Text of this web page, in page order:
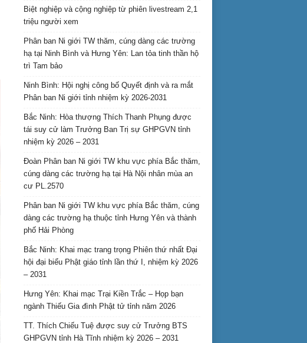
Biệt nghiệp và cộng nghiệp từ phiên livestream 2,1
triệu người xem
Phân ban Ni giới TW thăm, cúng dàng các trường
hạ tại Ninh Bình và Hưng Yên: Lan tỏa tinh thần hộ
trì Tam bảo
Ninh Bình: Hội nghị công bố Quyết định và ra mắt
Phân ban Ni giới tỉnh nhiệm kỳ 2026-2031
Bắc Ninh: Hòa thượng Thích Thanh Phụng được
tái suy cử làm Trưởng Ban Trị sự GHPGVN tỉnh
nhiệm kỳ 2026 – 2031
Đoàn Phân ban Ni giới TW khu vực phía Bắc thăm,
cúng dàng các trường hạ tại Hà Nội nhân mùa an
cư PL.2570
Phân ban Ni giới TW khu vực phía Bắc thăm, cúng
dàng các trường hạ thuộc tỉnh Hưng Yên và thành
phố Hải Phòng
Bắc Ninh: Khai mạc trang trọng Phiên thứ nhất Đại
hội đại biểu Phật giáo tỉnh lần thứ I, nhiệm kỳ 2026
– 2031
Hưng Yên: Khai mạc Trại Kiền Trắc – Họp bạn
ngành Thiếu Gia đình Phật tử tỉnh năm 2026
TT. Thích Chiếu Tuệ được suy cử Trưởng BTS
GHPGVN tỉnh Hà Tĩnh nhiệm kỳ 2026 – 2031